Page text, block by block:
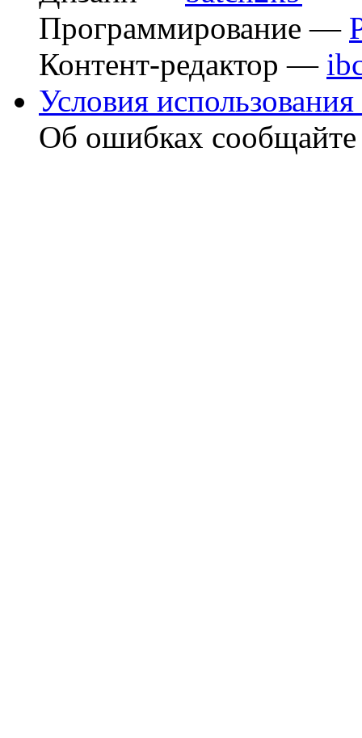
Программирование —
Контент-редактор —
Условия использования
Об ошибках